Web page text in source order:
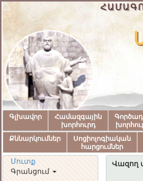
Գլխավոր
Համազգային
խորհուրդ
Քննարկումներ
Սոցիոլոգիական
հարցումներ
Մուտք
Գրանցում
Վազող